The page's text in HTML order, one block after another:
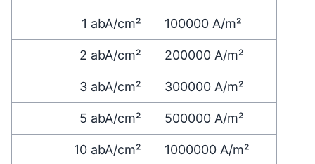
1 abA/cm² 100000 A/m²
2 abA/cm² 200000 A/m²
3 abA/cm² 300000 A/m²
5 abA/cm² 500000 A/m²
10 abA/cm² 1000000 A/m²